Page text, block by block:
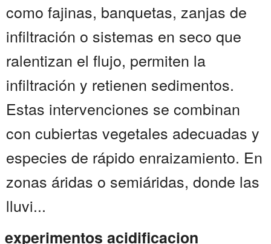
como fajinas, banquetas, zanjas de
infiltración o sistemas en seco que
ralentizan el flujo, permiten la
infiltración y retienen sedimentos.
Estas intervenciones se combinan
con cubiertas vegetales adecuadas y
especies de rápido enraizamiento. En
zonas áridas o semiáridas, donde las
lluvi...
experimentos acidificacion